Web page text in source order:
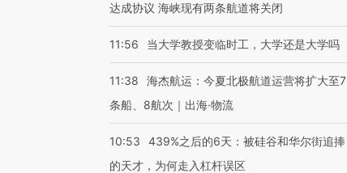
达成协议 海峡现有两条航道将关闭
11:56 当大学教授变临时工，大学还是大学吗
11:38
海杰航运：今夏北极航道运营将扩大至7
条船、8航次｜出海·物流
10:53
439%之后的6天：被硅谷和华尔街追捧
的天才，为何走入杠杆误区